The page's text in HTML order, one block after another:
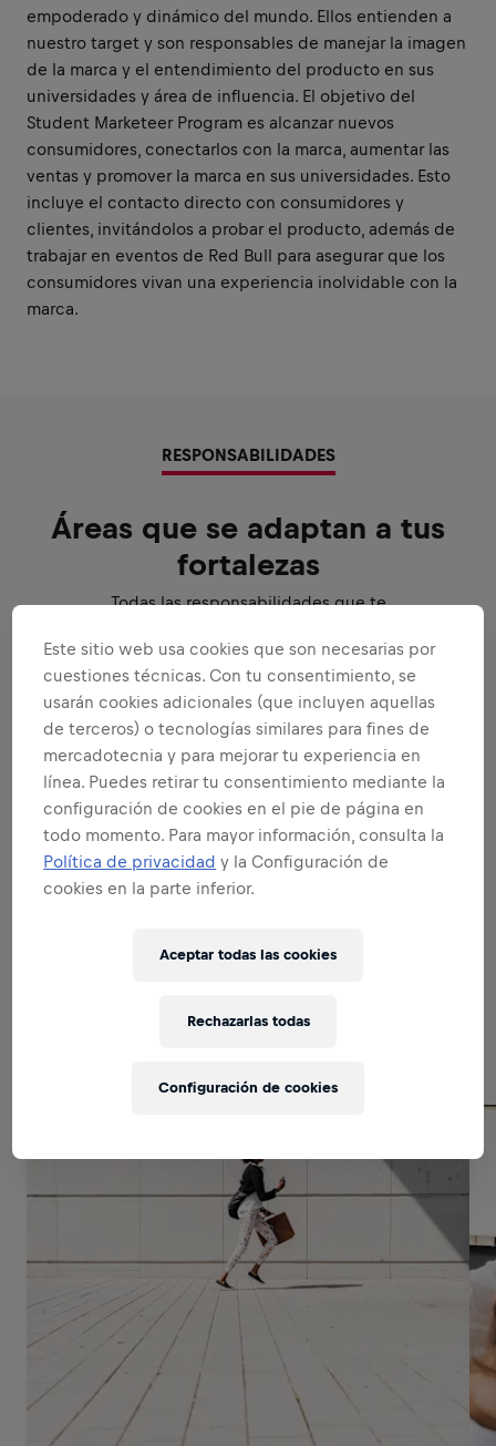
empoderado y dinámico del mundo. Ellos entienden a
nuestro target y son responsables de manejar la imagen
de la marca y el entendimiento del producto en sus
universidades y área de influencia. El objetivo del
Student Marketeer Program es alcanzar nuevos
consumidores, conectarlos con la marca, aumentar las
ventas y promover la marca en sus universidades. Esto
incluye el contacto directo con consumidores y
clientes, invitándolos a probar el producto, además de
trabajar en eventos de Red Bull para asegurar que los
consumidores vivan una experiencia inolvidable con la
marca.
RESPONSABILIDADES
Áreas que se adaptan a tus
fortalezas
Todas las responsabilidades que te
Ampliar todas
SE UN EMBAJADOR DE LA MARCA Y
PRODUCTO
SE UN EXPERTO EN VENTAS
EXCELENCIA EN EJECUCION
Este sitio web usa cookies que son necesarias por
cuestiones técnicas. Con tu consentimiento, se
usarán cookies adicionales (que incluyen aquellas
de terceros) o tecnologías similares para fines de
mercadotecnia y para mejorar tu experiencia en
línea. Puedes retirar tu consentimiento mediante la
configuración de cookies en el pie de página en
todo momento. Para mayor información, consulta la
Política de privacidad y la Configuración de
cookies en la parte inferior.
Rechazarlas todas
Aceptar todas las cookies
Configuración de cookies